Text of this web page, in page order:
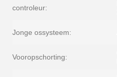
controleur:
Jonge ossysteem:
Vooropschorting: